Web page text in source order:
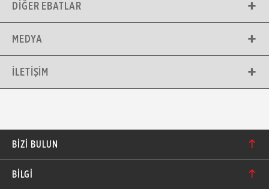
DIĞER EBATLAR
MEDYA
İLETIŞIM
BIZI BULUN
BİLGİ